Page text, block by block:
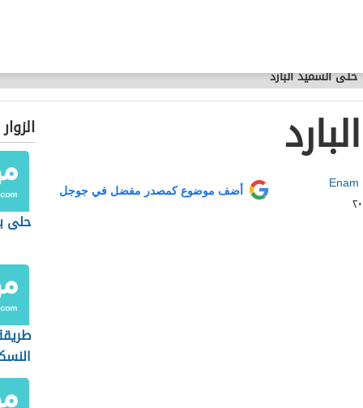
حلى السميد البارد
أضف موضوع كمصدر مفضل في جوجل
حلى